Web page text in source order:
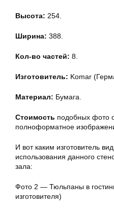
Высота: 254.
Ширина: 388.
Кол-во частей: 8.
Изготовитель: Komar
Материал: Бумага.
Стоимость подобных фото
полноформатное
И вот каким изготовитель
использования данного
зала:
Фото 2 — Тюльпаны в
изготовителя)